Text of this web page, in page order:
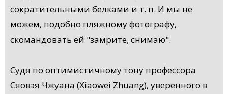
сократительными белками и т. п. И мы не
можем, подобно пляжному фотографу,
скомандовать ей "замрите, снимаю".
Судя по оптимистичному тону профессора
Сяовэя Чжуана (Xiaowei Zhuang), уверенного в